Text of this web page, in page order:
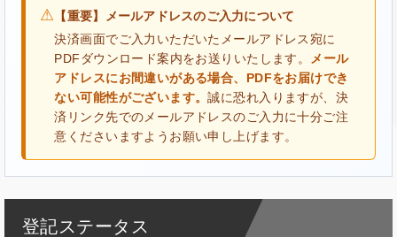
⚠ 【重要】メールアドレスのご入力について
決済画面でご入力いただいたメールアドレス宛に
PDFダウンロード案内をお送りいたします。
メール
アドレスにお間違いがある場合、PDFをお届けでき
ない可能性がございます。誠に恐れ入りますが、決
済リンク先でのメールアドレスのご入力に十分ご注
意くださいますようお願い申し上げます。
登記ステータス